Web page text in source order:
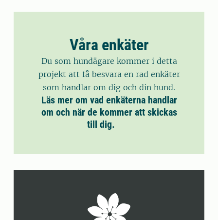
Våra enkäter
Du som hundägare kommer i detta
projekt att få besvara en rad enkäter
som handlar om dig och din hund.
Läs mer om vad enkäterna handlar
om och när de kommer att skickas
till dig.